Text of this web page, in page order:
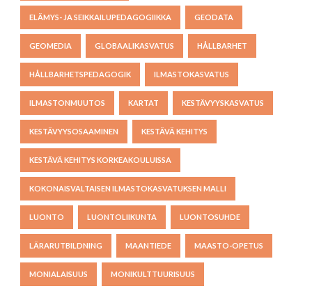
ELÄMYS- JA SEIKKAILUPEDAGOGIIKKA GEODATA
GEOMEDIA GLOBAALIKASVATUS HÅLLBARHET
HÅLLBARHETSPEDAGOGIK ILMASTOKASVATUS
ILMASTONMUUTOS KARTAT KESTÄVYYSKASVATUS
KESTÄVYYSOSAAMINEN KESTÄVÄ KEHITYS
KESTÄVÄ KEHITYS KORKEAKOULUISSA
KOKONAISVALTAISEN ILMASTOKASVATUKSEN MALLI
LUONTO LUONTOLIIKUNTA LUONTOSUHDE
LÄRARUTBILDNING MAANTIEDE MAASTO-OPETUS
MONIALAISUUS MONIKULTTUURISUUS